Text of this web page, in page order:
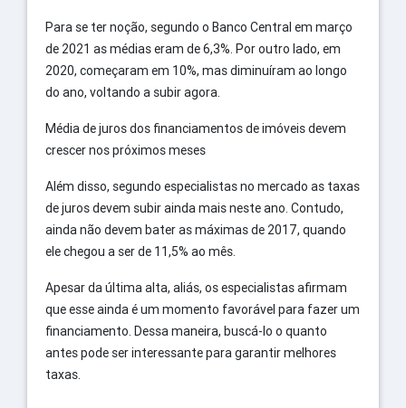
Para se ter noção, segundo o Banco Central em março
de 2021 as médias eram de 6,3%. Por outro lado, em
2020, começaram em 10%, mas diminuíram ao longo
do ano, voltando a subir agora.
Média de juros dos financiamentos de imóveis devem
crescer nos próximos meses
Além disso, segundo especialistas no mercado as taxas
de juros devem subir ainda mais neste ano. Contudo,
ainda não devem bater as máximas de 2017, quando
ele chegou a ser de 11,5% ao mês.
Apesar da última alta, aliás, os especialistas afirmam
que esse ainda é um momento favorável para fazer um
financiamento. Dessa maneira, buscá-lo o quanto
antes pode ser interessante para garantir melhores
taxas.